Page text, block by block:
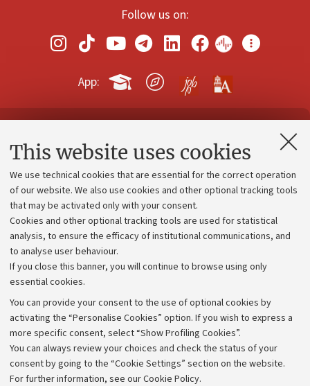
This website uses cookies
We use technical cookies that are essential for the correct operation
of our website. We also use cookies and other optional tracking tools
that may be activated only with your consent.
Cookies and other optional tracking tools are used for statistical
analysis, to ensure the efficacy of institutional communications, and
to analyse user behaviour.
If you close this banner, you will continue to browse using only
essential cookies.
You can provide your consent to the use of optional cookies by
activating the “Personalise Cookies” option. If you wish to express a
more specific consent, select “Show Profiling Cookies”.
You can always review your choices and check the status of your
consent by going to the “Cookie Settings” section on the website.
For further information, see our Cookie Policy.
Follow us on:
App:
Contacts and certified e-mail (PEC)
Administrative divisions
Work with us
Alumni community
Strategic plan
University budgets
Calls and competitions
Transparent administration
Appeals lodged
Merchandising - UniboStore